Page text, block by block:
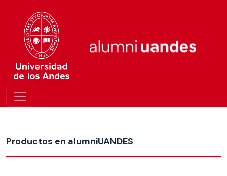
Productos en alumniUANDES